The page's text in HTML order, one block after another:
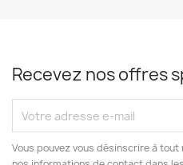
Recevez nos offres
Vous pouvez vous désinscrire à